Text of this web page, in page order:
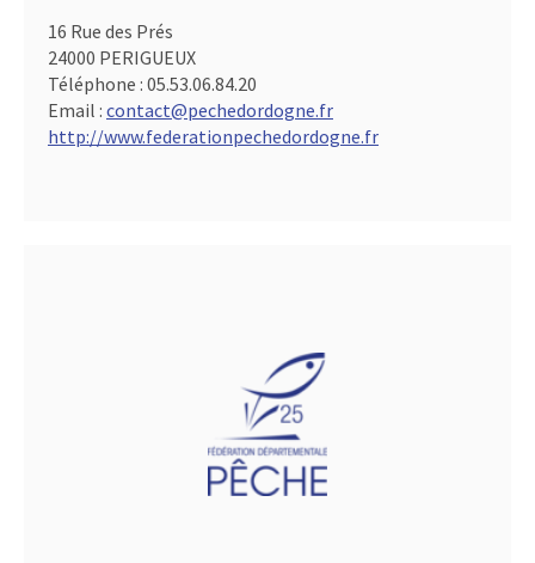
16 Rue des Prés
24000 PERIGUEUX
Téléphone : 05.53.06.84.20
Email : contact@pechedordogne.fr
http://www.federationpechedordogne.fr